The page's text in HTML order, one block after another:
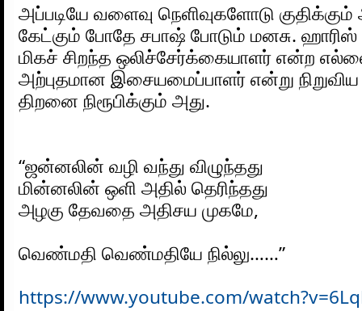
அப்படியே வளைவு நெளிவுகளோடு
கேட்கும் போதே சபாஷ் போடும் மனசு.
மிகச் சிறந்த ஒலிச்சேர்க்கையாளர் என்ற
அற்புதமான இசையமைப்பாளர் என்று
திறனை நிரூபிக்கும் அது.
“ஜன்னலின் வழி வந்து விழுந்தது
மின்னலின் ஒளி அதில் தெரிந்தது
அழகு தேவதை அதிசய முகமே,
வெண்மதி வெண்மதியே நில்லு……”
https://www.youtube.com/